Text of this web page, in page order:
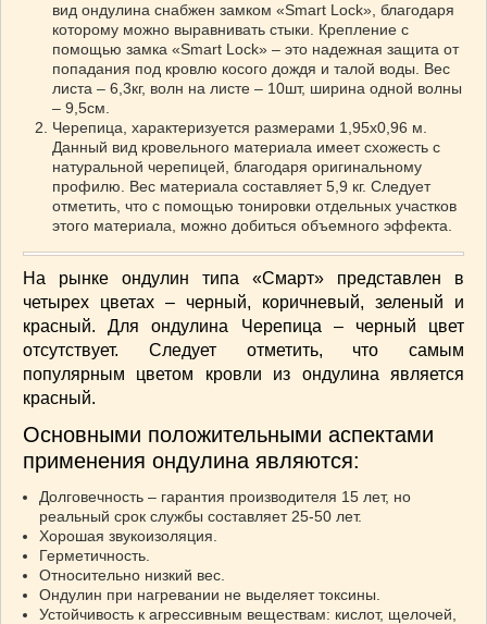
КРАСОТА И ЗДОРОВЬЕ(185)
САМОРАЗВИТИЕ(12)
ИНТЕРЕСНЫЕ НОВОСТИ (38)
СТАТЬИ(272)
отдых(25)
ЛЕЧЕБНЫЕ СВОЙСТВА ПИЩЕВЫХ РАСТЕНИЙ
(56)
СЕМЬЯ(107)
ДОМ и ДАЧА(140)
ВАШИ РЕЦЕПТЫ(3)
ДЕТСКОЕ МЕНЮ(1)
ЛАЙФХАК
(23)
МОДА(102)
РЕМОНТ(28)
японская кухня
вид ондулина снабжен замком «Smart Lock», благодаря
которому можно выравнивать стыки. Крепление с
помощью замка «Smart Lock» – это надежная защита от
попадания под кровлю косого дождя и талой воды. Вес
листа – 6,3кг, волн на листе – 10шт, ширина одной волны
– 9,5см.
Черепица, характеризуется размерами 1,95х0,96 м.
Данный вид кровельного материала имеет схожесть с
натуральной черепицей, благодаря оригинальному
профилю. Вес материала составляет 5,9 кг. Следует
отметить, что с помощью тонировки отдельных участков
этого материала, можно добиться объемного эффекта.
На рынке ондулин типа «Смарт» представлен в
четырех цветах – черный, коричневый, зеленый и
красный. Для ондулина Черепица – черный цвет
отсутствует. Следует отметить, что самым
популярным цветом кровли из ондулина является
красный.
Основными положительными аспектами
применения ондулина являются:
Долговечность – гарантия производителя 15 лет, но
реальный срок службы составляет 25-50 лет.
Хорошая звукоизоляция.
Герметичность.
Относительно низкий вес.
Ондулин при нагревании не выделяет токсины.
Устойчивость к агрессивным веществам: кислот, щелочей,